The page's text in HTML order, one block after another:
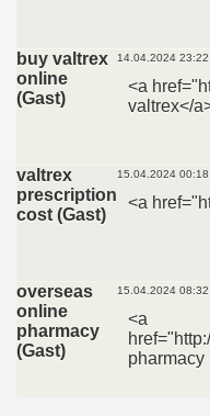
buy valtrex
online
(Gast)
14.04.2024 23:22
<a
valtrex</
valtrex
prescription
cost (Gast)
15.04.2024 00:18
<a
overseas
online
pharmacy
(Gast)
15.04.2024 08:32
<a
pharmacy